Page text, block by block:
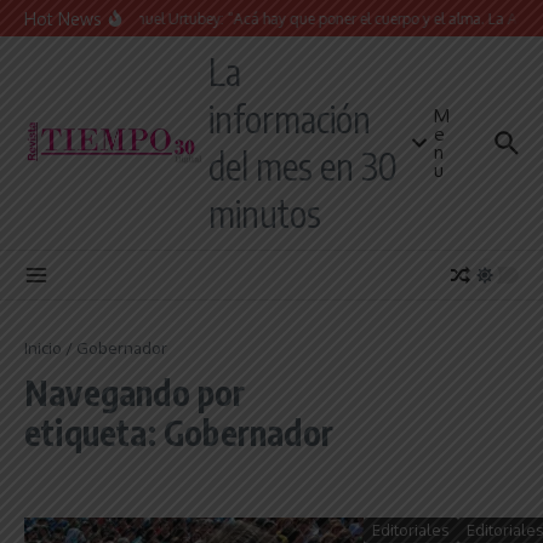
Saltar al contenido
Hot NewsJuan Manuel Urtubey: “Acá hay que poner el cuerpo y el alma. La
La
información
del mes en 30
minutos
M
e
n
u
Inicio / Gobernador
Navegando por
etiqueta: Gobernador
Editoriales